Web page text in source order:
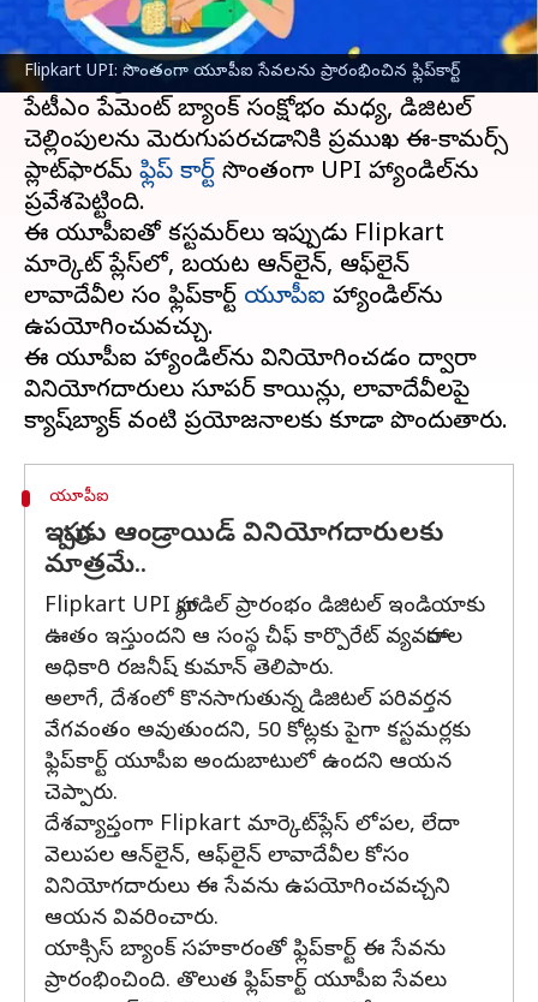
Flipkart UPI: సొంతంగా యూపీఐ సేవలను ప్రారంభించిన ఫ్లిప్‌కార్ట్
కోట్లాది మంది వినియోగదారులకు ఫ్లిప్‌కార్ట్ శుభవార్త
అందించింది. ఫ్లిప్‌కార్ట్ యూనిఫైడ్ పేమెంట్ ఇంటర్‌ఫేస్
(UPI) హ్యాండిల్‌ను ప్రారంభించింది.
పేటీఎం పేమెంట్ బ్యాంక్ సంక్షోభం మధ్య, డిజిటల్
చెల్లింపులను మెరుగుపరచడానికి ప్రముఖ ఈ-కామర్స్
ప్లాట్‌ఫారమ్ ఫ్లిప్‌ కార్ట్ సొంతంగా UPI హ్యాండిల్‌ను
ప్రవేశపెట్టింది.
ఈ యూపీఐతో కస్టమర్‌లు ఇప్పుడు Flipkart
మార్కెట్‌ ప్లేస్‌లో, బయట ఆన్‌లైన్, ఆఫ్‌లైన్
లావాదేవీల కోసం ఫ్లిప్‌కార్ట్ యూపీఐ హ్యాండిల్‌ను
ఉపయోగించుకోవచ్చు.
ఈ యూపీఐ హ్యాండిల్‌ను వినియోగించడం ద్వారా
వినియోగదారులు సూపర్ కాయిన్లు, లావాదేవీలపై
యూపీఐ
ఇప్పుడు ఆండ్రాయిడ్ వినియోగదారులకు
మాత్రమే..
Flipkart UPI హ్యాండిల్ ప్రారంభం డిజిటల్ ఇండియాకు
ఊతం ఇస్తుందని ఆ సంస్థ చీఫ్ కార్పొరేట్ వ్యవహారాల
అధికారి రజనీష్ కుమాన్ తెలిపారు.
అలాగే, దేశంలో కొనసాగుతున్న డిజిటల్ పరివర్తన
వేగవంతం అవుతుందని, 50 కోట్లకు పైగా కస్టమర్లకు
ఫ్లిప్‌కార్ట్ యూపీఐ అందుబాటులో ఉందని ఆయన
చెప్పారు.
దేశవ్యాప్తంగా Flipkart మార్కెట్‌ప్లేస్ లోపల, లేదా
వెలుపల ఆన్‌లైన్, ఆఫ్‌లైన్ లావాదేవీల కోసం
వినియోగదారులు ఈ సేవను ఉపయోగించవచ్చని
ఆయన వివరించారు.
యాక్సిస్ బ్యాంక్ సహకారంతో ఫ్లిప్‌కార్ట్ ఈ సేవను
ప్రారంభించింది. తొలుత ఫ్లిప్‌కార్ట్ యూపీఐ సేవలు